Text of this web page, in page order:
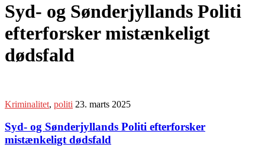
Syd- og Sønderjyllands Politi
efterforsker mistænkeligt
dødsfald
Kriminalitet, politi 23. marts 2025
Syd- og Sønderjyllands Politi efterforsker
mistænkeligt dødsfald